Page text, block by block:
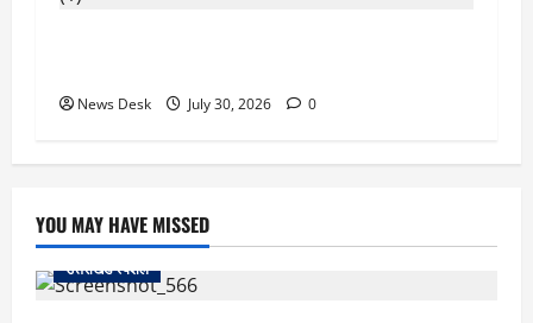
News Desk July 30, 2026 0
YOU MAY HAVE MISSED
उत्तराखंड स्पेशल